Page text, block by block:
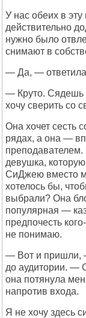
У нас обеих в
действительно
нужно было
снимают в
— Да, —
— Круто. Сядешь
хочу сверить со
Она хочет сесть
рядах, а она —
девушка,
СиДжею вместо
хотелось бы,
выбрали? Она
популярная —
предпочесть
не понимаю.
— Вот и пришли,
до аудитории. —
она потянула
напротив входа.
Я не хочу здесь